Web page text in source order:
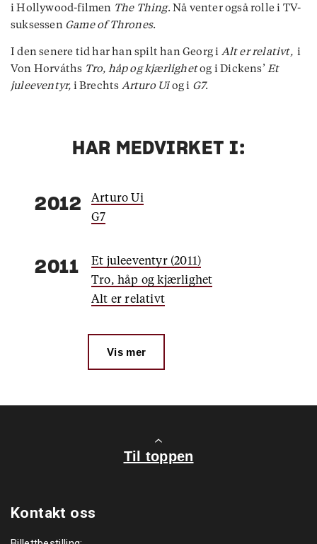
i Hollywood-filmen The Thing. Nå venter også rolle i TV-
suksessen Game of Thrones.
I den senere tid har han spilt han Georg i Alt er relativt, i
Von Horváths Tro, håp og kjærlighetog i Dickens’ Et
juleeventyr, i Brechts Arturo Uiog i G7.
HAR MEDVIRKET I:
2012
Arturo Ui
G7
2011
Et juleeventyr (2011)
Tro, håp og kjærlighet
Alt er relativt
Vis mer
Til toppen
Kontakt oss